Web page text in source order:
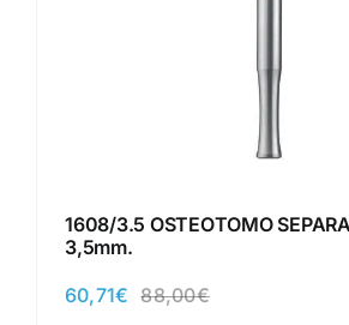
1608/3.5 OSTEOTOMO
3,5mm.
88,00€El
60,71€
El